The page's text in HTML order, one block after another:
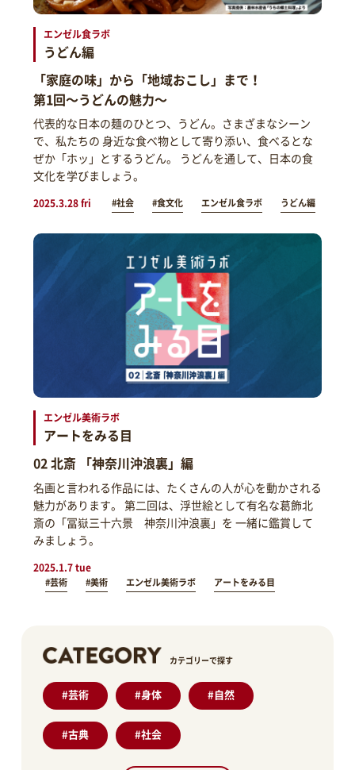
エンゼル食ラボ
うどん編
「家庭の味」から「地域おこし」まで！
第1回～うどんの魅力～
代表的な日本の麺のひとつ、うどん。さまざまなシーン
で、私たちの 身近な食べ物として寄り添い、食べるとな
ぜか「ホッ」とするうどん。 うどんを通して、日本の食
文化を学びましょう。
2025.3.28 fri #社会 #食文化 エンゼル食ラボ うどん編
エンゼル美術ラボ
アートをみる目
02 北斎 「神奈川沖浪裏」編
名画と言われる作品には、たくさんの人が心を動かされる
魅力があります。 第二回は、浮世絵として有名な葛飾北
斎の「冨嶽三十六景 神奈川沖浪裏」を 一緒に鑑賞して
みましょう。
2025.1.7 tue
#芸術 #美術 エンゼル美術ラボ アートをみる目
カテゴリーで探す
#芸術 #身体 #自然
#古典 #社会